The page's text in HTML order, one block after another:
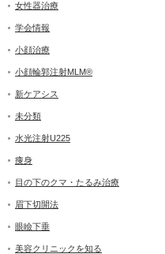
女性器治療
学会情報
小顔治療
小顔輪郭注射MLM®
新ケアシス
未分類
水光注射U225
痩身
目の下のクマ・たるみ治療
眉下切開法
眼瞼下垂
美容クリニックを知る